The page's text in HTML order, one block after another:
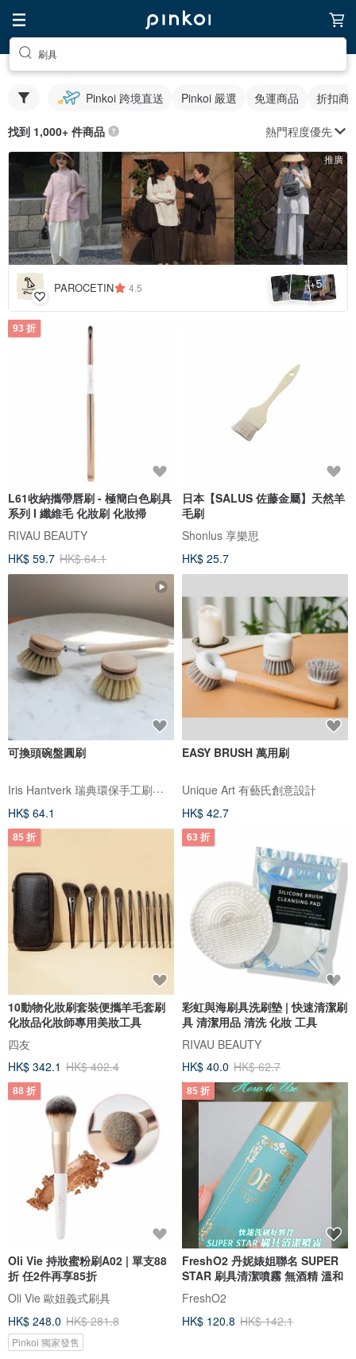
刷具
Pinkoi 跨境直送 Pinkoi 嚴選 免運商品 折扣商
找到 1,000+ 件商品 熱門程度優先
推廣
PAROCETIN 4.5 +5
93 折
L61收納攜帶唇刷 - 極簡白色刷具
系列 I 纖維毛 化妝刷 化妝掃
RIVAU BEAUTY
HK$ 59.7 HK$ 64.1
日本【SALUS 佐藤金屬】天然羊
毛刷
Shonlus 享樂思
HK$ 25.7
可換頭碗盤圓刷
Iris Hantverk 瑞典環保手工刷具 (歐本戶外家居)
HK$ 64.1
EASY BRUSH 萬用刷
Unique Art 有藝氏創意設計
HK$ 42.7
85 折
10動物化妝刷套裝便攜羊毛套刷
化妝品化妝師專用美妝工具
四友
HK$ 342.1 HK$ 402.4
63 折
彩虹與海刷具洗刷墊 | 快速清潔刷
具 清潔用品 清洗 化妝 工具
RIVAU BEAUTY
HK$ 40.0 HK$ 62.7
88 折
Oli Vie 持妝蜜粉刷A02 | 單支88
折 任2件再享85折
Oli Vie 歐妞義式刷具
HK$ 248.0 HK$ 281.8
Pinkoi 獨家發售
85 折
FreshO2 丹妮婊姐聯名 SUPER
STAR 刷具清潔噴霧 無酒精 溫和
FreshO2
HK$ 120.8 HK$ 142.1